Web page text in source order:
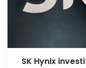
SK Hynix